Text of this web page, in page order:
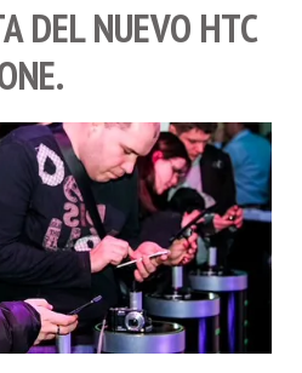
DEL NUEVO HTC
.